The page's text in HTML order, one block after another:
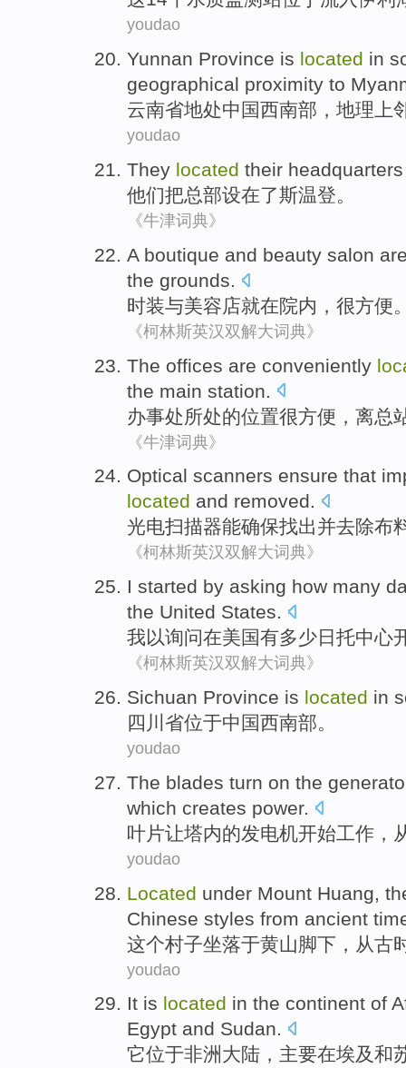
youdao
Yunnan Province is located in
geographical proximity to
云南省地处中国西南部 ， 地理 上
youdao
They located their headquarters
他们把总部设在了斯温登。
《牛津词典》
A boutique and beauty salon
the grounds.
时装与美容店就在院内， 很方便
《柯林斯英汉双解大词典》
The offices are conveniently
the main station
办事处所处的位置很方便， 离总
《牛津词典》
Optical scanners ensure that
located and removed.
光电扫描器能确保找出并去除布
《柯林斯英汉双解大词典》
I started by asking how many
the United States.
我以询问在美国有多少日托中心
《柯林斯英汉双解大词典》
Sichuan Province is located in
四 川省位于中国西南部。
youdao
The blades turn on the
which creates power.
叶片让塔内的发电机开始工作，
youdao
L ocated under Mount Huang,
Chinese styles from ancient
这个村子坐落于黄山脚下，从古
youdao
It is located in the continent of
Egypt and Sudan.
它位于非洲大陆，主要在埃及和